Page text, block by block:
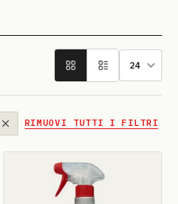
RIMUOVI TUTTI I FILTRI